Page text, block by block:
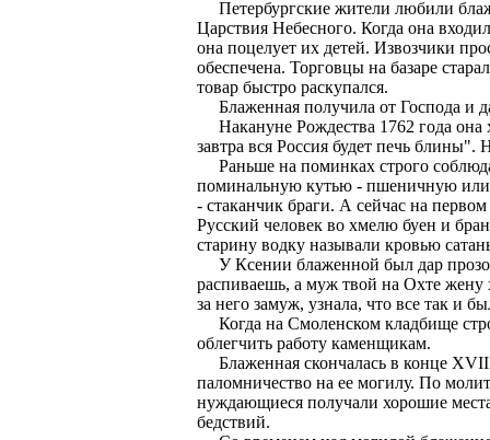
Петербургские жители любили
Царствия Небесного. Когда она
она поцелует их детей. Извозчики
обеспечена. Торговцы на базаре
товар быстро раскупался.
Блаженная получила от Господа и
Накануне Рождества 1762 года она
завтра вся Россия будет печь блины".
Раньше на поминках строго
поминальную кутью - пшеничную или
- стаканчик браги. А сейчас на
Русский человек во хмелю буен и
старину водку называли кровью
У Ксении блаженной был дар
распиваешь, а муж твой на Охте жену
за него замуж, узнала, что все так и
Когда на Смоленском кладбище
облегчить работу каменщикам.
Блаженная скончалась в конце
паломничество на ее могилу. По
нуждающиеся получали хорошие
бедствий.